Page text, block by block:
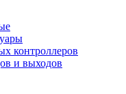
контроллеров
и выходов